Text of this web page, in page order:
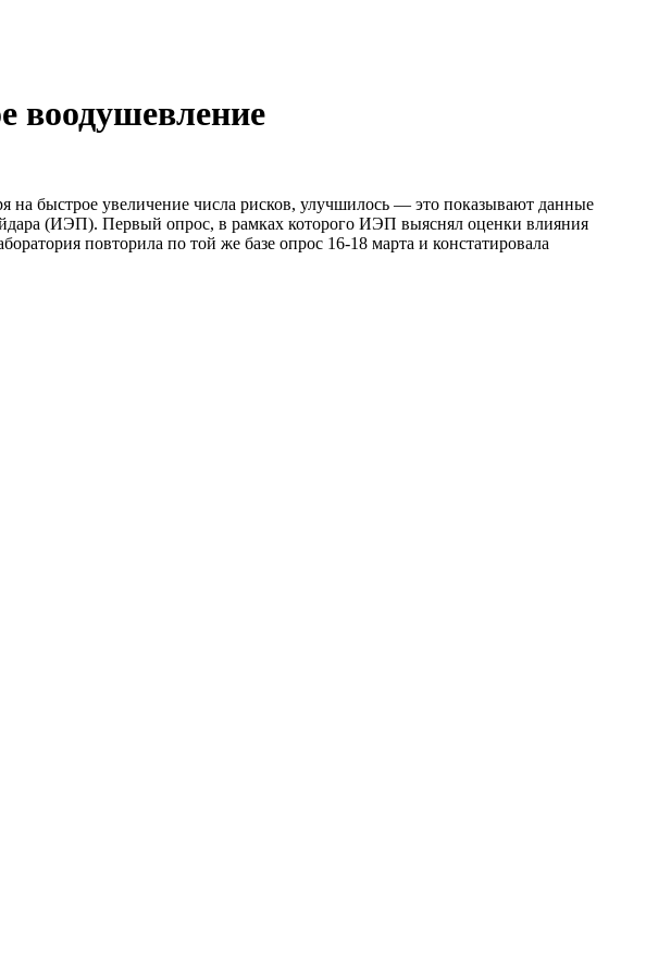
воодушевление
на быстрое увеличение числа рисков, улучшилось — это показывают данные
(ИЭП). Первый опрос, в рамках которого ИЭП выяснял оценки влияния
повторила по той же базе опрос 16-18 марта и констатировала